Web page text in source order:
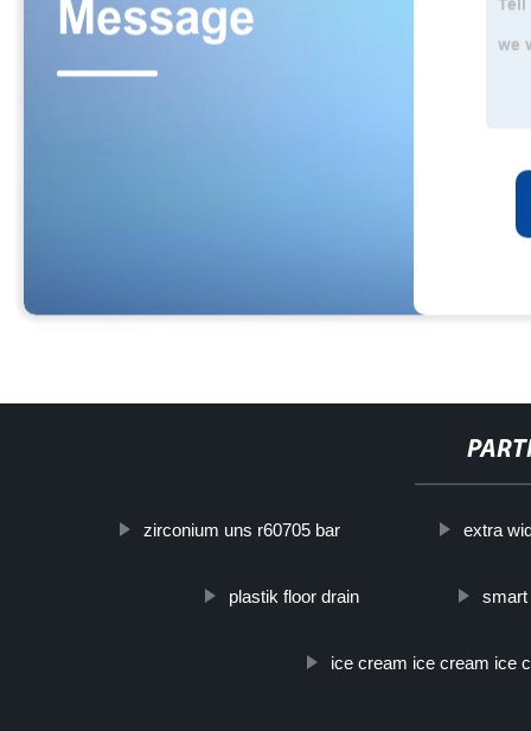
zirconium uns r60705 bar extra
plastik floor drain smart
ice cream ice cream ice